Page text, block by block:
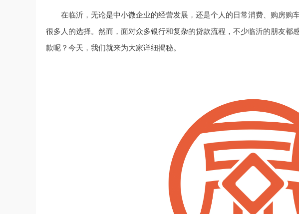
在临沂，无论是中小微企业的经营发展，还是个人的日常消费、购房购
很多人的选择。然而，面对众多银行和复杂的贷款流程，不少临沂的朋友都
款呢？今天，我们就来为大家详细揭秘。